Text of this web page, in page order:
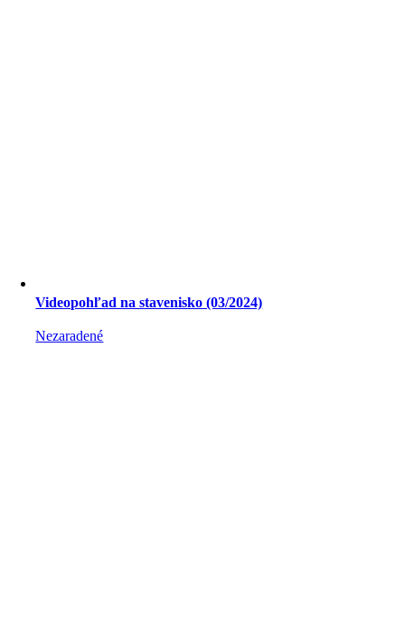
Videopohľad na stavenisko (03/2024)
Nezaradené